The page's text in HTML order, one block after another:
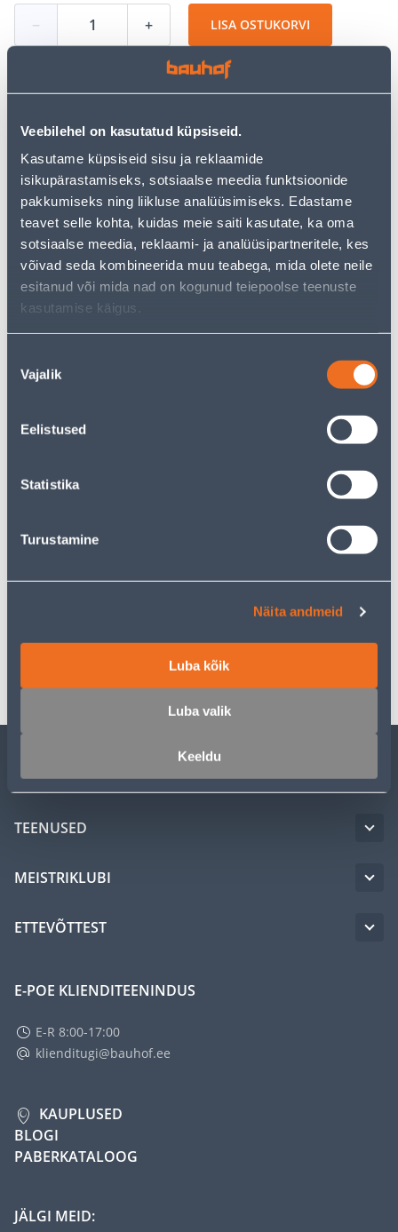
Veebilehel on kasutatud küpsiseid.
Kasutame küpsiseid sisu ja reklaamide
isikupärastamiseks, sotsiaalse meedia funktsioonide
pakkumiseks ning liikluse analüüsimiseks. Edastame
teavet selle kohta, kuidas meie saiti kasutate, ka oma
sotsiaalse meedia, reklaami- ja analüüsipartneritele, kes
võivad seda kombineerida muu teabega, mida olete neile
esitanud või mida nad on kogunud teiepoolse teenuste
kasutamise käigus.
valik
Vajalik
Eelistused
Statistika
Turustamine
Näita andmeid
Luba kõik
Luba valik
Keeldu
− + LISA OSTUKORVI
• 14-päevane tagastusõigus.
• HANKIJA LAOST TELLITAV TOODE
Järelmaksu kalkulaator
Sissemakse Maksed
12 .67 €
Eeldatav kojuvedu al. 16,90 € al. 22.08.2026
KLIENDITEENINDUS
TEENUSED
MEISTRIKLUBI
ETTEVÕTTEST
E-POE KLIENDITEENINDUS
E-R 8:00-17:00
klienditugi@bauhof.ee
KAUPLUSED
BLOGI
PABERKATALOOG
JÄLGI MEID: